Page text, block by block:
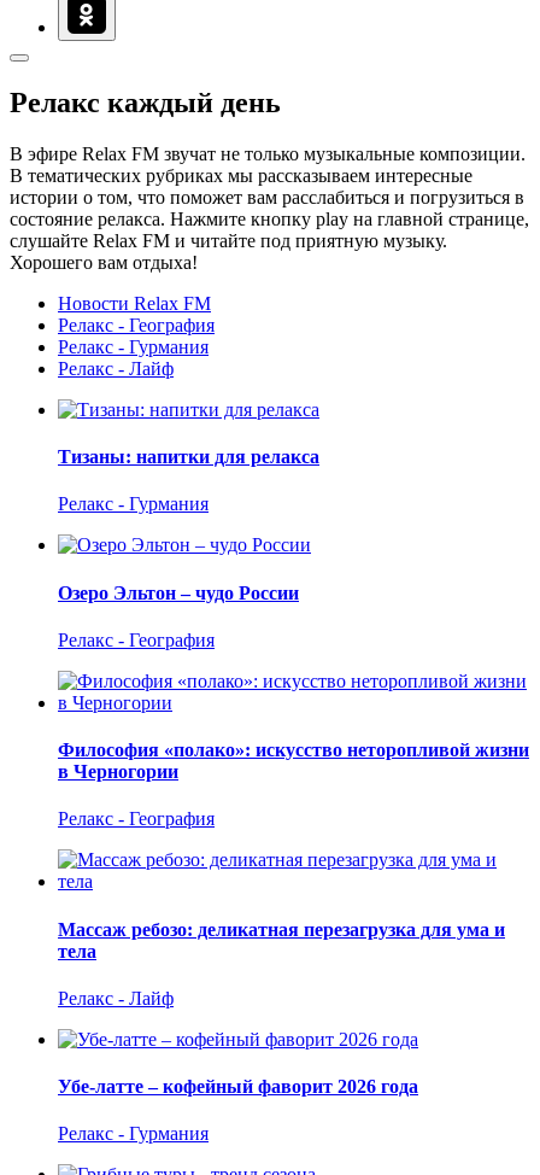
Релакс каждый день
В эфире Relax FM звучат не только музыкальные композиции.
В тематических рубриках мы рассказываем интересные
истории о том, что поможет вам расслабиться и погрузиться в
состояние релакса. Нажмите кнопку play на главной странице,
слушайте Relax FM и читайте под приятную музыку.
Хорошего вам отдыха!
Новости Relax FM
Релакс - География
Релакс - Гурмания
Релакс - Лайф
Тизаны: напитки для релакса
Релакс - Гурмания
Озеро Эльтон – чудо России
Релакс - География
Философия «полако»: искусство неторопливой жизни
в Черногории
Релакс - География
Массаж ребозо: деликатная перезагрузка для ума и
тела
Релакс - Лайф
Убе-латте – кофейный фаворит 2026 года
Релакс - Гурмания